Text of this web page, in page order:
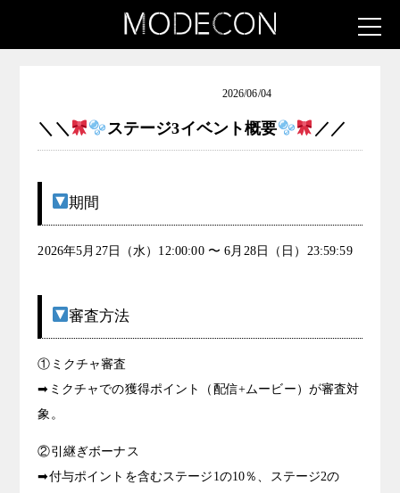
2026/06/04
＼＼ ステージ3イベント概要 ／／
期間
2026年5月27日（水）12:00:00 〜 6月28日（日）23:59:59
審査方法
①ミクチャ審査
➡ミクチャでの獲得ポイント（配信+ムービー）が審査対
象。
②引継ぎボーナス
➡付与ポイントを含むステージ1の10％、ステージ2の